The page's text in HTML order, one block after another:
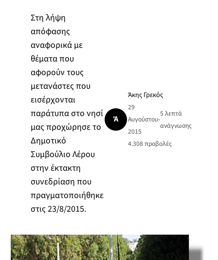
Στη λήψη
απόφασης
αναφορικά με
θέματα που
αφορούν τους
μετανάστες που
εισέρχονται
παράτυπα στο νησί
μας προχώρησε το
Δημοτικό
Συμβούλιο Λέρου
στην έκτακτη
συνεδρίαση που
πραγματοποιήθηκε
στις 23/8/2015.
Ά
Άκης Γρεκός
29
Αυγούστου
2015
•
5 λεπτά
ανάγνωσης
4.308 προβολές